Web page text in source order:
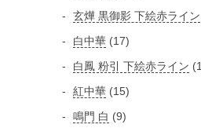
品 の
品
0
商
玄燁 黒御影 下絵赤ライン
白中華 171
7
の
商
白鳳 粉引 下絵赤ライン 1
紅中華 151
鳴門 白 99